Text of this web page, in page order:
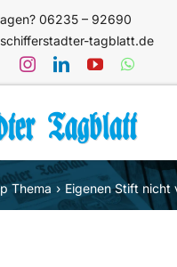
06235 – 92690
tagblatt.de
Thema Eigenen Stift nicht